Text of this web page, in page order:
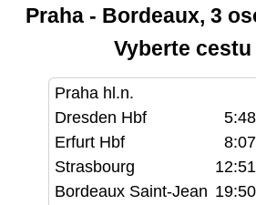
Praha - Bordeaux, 3
Vyberte cestu
Praha hl.n.
Dresden Hbf
5:48
Erfurt Hbf
8:07
Strasbourg
12:51
Bordeaux Saint-Jean 19:50